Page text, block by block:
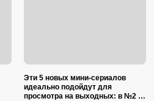
Эти 5 новых мини-сериалов
идеально подойдут для
просмотра на выходных: в №2 —